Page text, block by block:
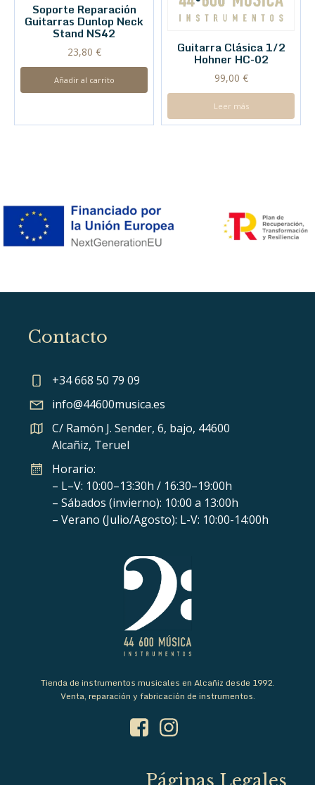
Soporte Reparación
Guitarras Dunlop Neck
Stand NS42
23,80 €
Añadir al carrito
Guitarra Clásica 1/2
Hohner HC-02
99,00 €
Leer más
Contacto
+34 668 50 79 09
info@44600musica.es
C/ Ramón J. Sender, 6, bajo, 44600
Alcañiz, Teruel
Horario:
– L–V: 10:00–13:30h / 16:30–19:00h
– Sábados (invierno): 10:00 a 13:00h
– Verano (Julio/Agosto): L-V: 10:00-14:00h
Tienda de instrumentos musicales en Alcañiz desde 1992.
Venta, reparación y fabricación de instrumentos.
Páginas Legales